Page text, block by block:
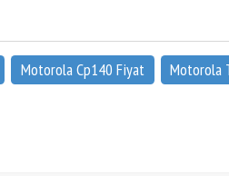
Motorola Cp140 Fiyat Motorola